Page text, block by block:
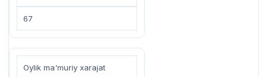
67
Oylik ma'muriy xarajat